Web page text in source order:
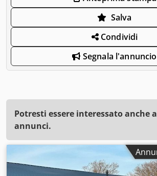
Salva
Condividi
Segnala l'annuncio
Potresti essere interessato anche
annunci.